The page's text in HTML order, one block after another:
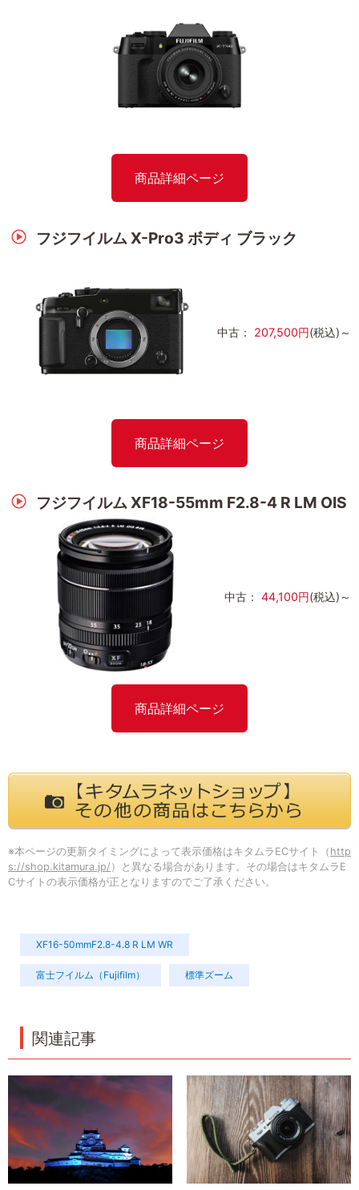
商品詳細ページ
フジフイルム X-Pro3 ボディ ブラック
中古： 207,500円(税込)～
商品詳細ページ
フジフイルム XF18-55mm F2.8-4 R LM OIS
中古： 44,100円(税込)～
商品詳細ページ
※本ページの更新タイミングによって表示価格はキタムラECサイト（ http
s://shop.kitamura.jp/ ）と異なる場合があります。その場合はキタムラE
Cサイトの表示価格が正となりますのでご了承ください。
XF16-50mmF2.8-4.8 R LM WR
富士フイルム（Fujifilm） 標準ズーム
関連記事